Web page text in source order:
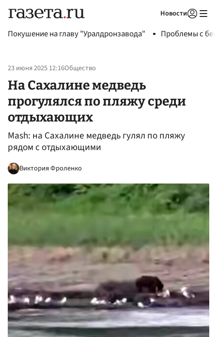
Новости
Покушение на главу "Уралдронзавода" Проблемы с
23 июня 2025 12:16Общество
На Сахалине медведь
прогулялся по пляжу среди
отдыхающих
Mash: на Сахалине медведь гулял по пляжу
рядом с отдыхающими
Виктория Фроленко